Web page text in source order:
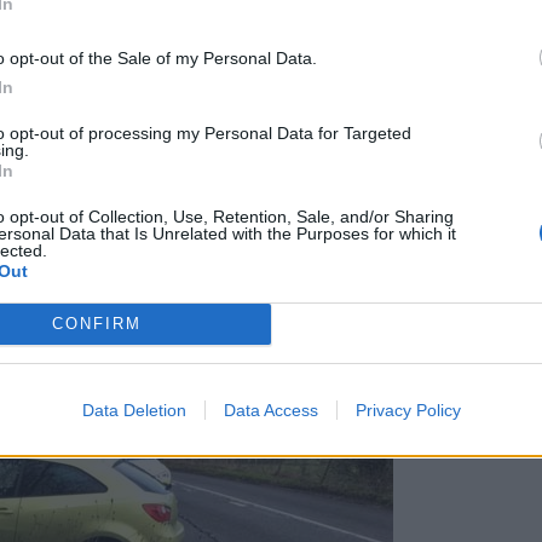
opt-out of the Sale of my Personal Data.
opt-out of processing my Personal Data for Targeted
opt-out of Collection, Use, Retention, Sale, and/or Sharing
Data that Is Unrelated with the Purposes for which it
CONFIRM
Data Deletion Data Access Privacy Policy
προσεκτικά”